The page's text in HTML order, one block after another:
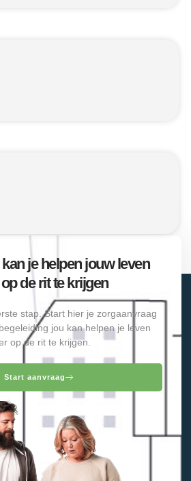
je helpen jouw leven
de rit te krijgen
stap. Start hier je zorgaanvraag
jou kan helpen je leven
op de rit te krijgen.
Start aanvraag